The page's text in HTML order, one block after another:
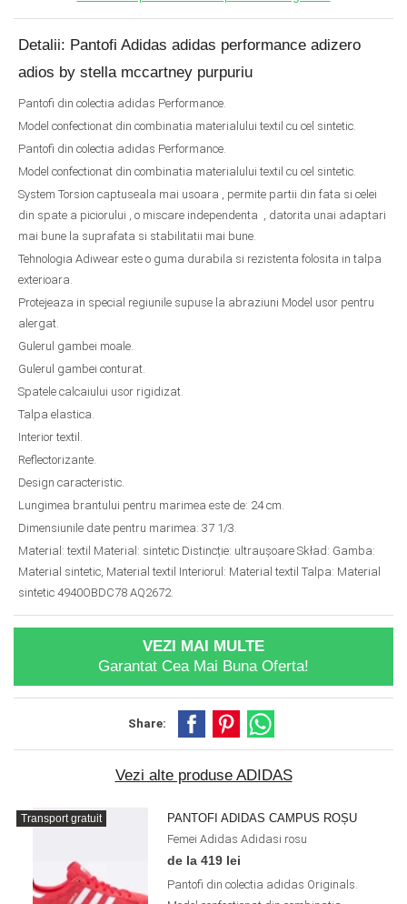
Detalii: Pantofi Adidas adidas performance adizero
adios by stella mccartney purpuriu
Pantofi din colectia adidas Performance.
Model confectionat din combinatia materialului textil cu cel sintetic.
Pantofi din colectia adidas Performance.
Model confectionat din combinatia materialului textil cu cel sintetic.
System Torsion captuseala mai usoara , permite partii din fata si celei
din spate a piciorului , o miscare independenta , datorita unai adaptari
mai bune la suprafata si stabilitatii mai bune.
Tehnologia Adiwear este o guma durabila si rezistenta folosita in talpa
exterioara.
Protejeaza in special regiunile supuse la abraziuni Model usor pentru
alergat.
Gulerul gambei moale.
Gulerul gambei conturat.
Spatele calcaiului usor rigidizat.
Talpa elastica.
Interior textil.
Reflectorizante.
Design caracteristic.
Lungimea brantului pentru marimea este de: 24 cm.
Dimensiunile date pentru marimea: 37 1/3.
Material: textil Material: sintetic Distincție: ultraușoare Skład: Gamba:
Material sintetic, Material textil Interiorul: Material textil Talpa: Material
sintetic 4940OBDC78 AQ2672.
VEZI MAI MULTE
Garantat Cea Mai Buna Oferta!
Share:
Vezi alte produse ADIDAS
Transport gratuit
PANTOFI ADIDAS CAMPUS ROȘU
Femei Adidas Adidasi rosu
de la 419 lei
Pantofi din colectia adidas Originals.